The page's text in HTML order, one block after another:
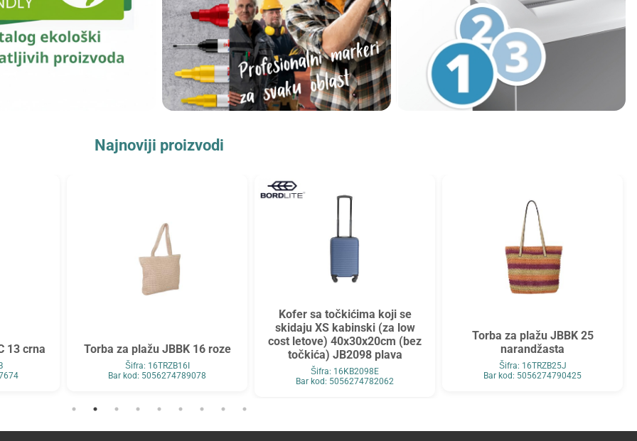
Najnoviji proizvodi
13 crna Torba za plažu JBBK 16 roze
Šifra: 16TRZB16I
Bar kod: 5056274789078
Kofer sa točkićima koji se
skidaju XS kabinski (za low
cost letove) 40x30x20cm (bez
točkića) JB2098 plava
Šifra: 16KB2098E
Bar kod: 5056274782062
Torba za plažu JBBK 25
narandžasta
Šifra: 16TRZB25J
Bar kod: 5056274790425